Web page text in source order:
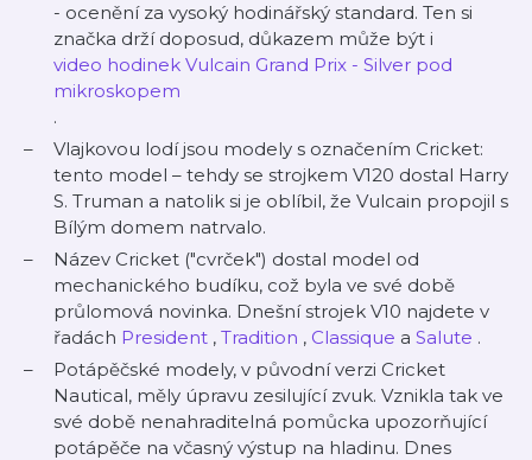
- ocenění za vysoký hodinářský standard. Ten si
značka drží doposud, důkazem může být i
video hodinek Vulcain Grand Prix - Silver pod
mikroskopem
.
Vlajkovou lodí jsou modely s označením Cricket:
tento model – tehdy se strojkem V120 dostal Harry
S. Truman a natolik si je oblíbil, že Vulcain propojil s
Bílým domem natrvalo.
Název Cricket ("cvrček") dostal model od
mechanického budíku, což byla ve své době
průlomová novinka. Dnešní strojek V10 najdete v
řadách President , Tradition , Classique a Salute .
Potápěčské modely, v původní verzi Cricket
Nautical, měly úpravu zesilující zvuk. Vznikla tak ve
své době nenahraditelná pomůcka upozorňující
potápěče na včasný výstup na hladinu. Dnes